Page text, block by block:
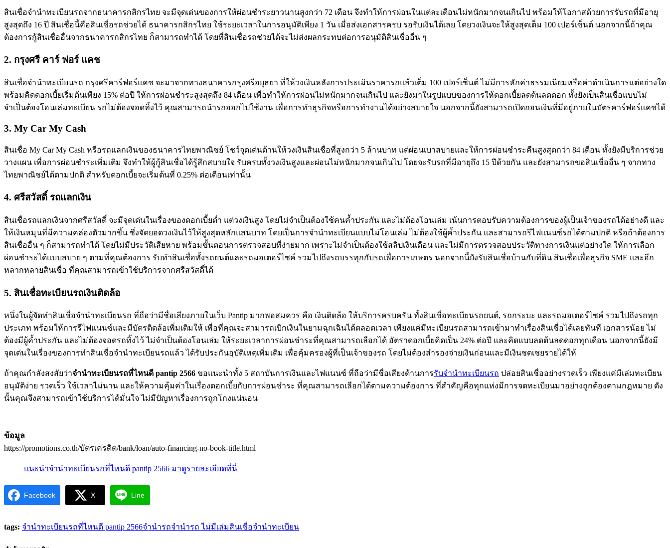
สินเชื่อจำนำทะเบียนรถจากธนาคารกสิกรไทย จะมีจุดเด่นของการให้ผ่อนชำระยาวนานสูงกว่า 72 เดือน จึงทำให้การผ่อนในแต่ละเดือนไม่หนักมากจนเกินไป พร้อมให้โอกาสด้วยการรับรถที่มีอายุ
สูงสุดถึง 16 ปี สินเชื่อนี้คือสินเชื่อรถช่วยได้ ธนาคารกสิกรไทย ใช้ระยะเวลาในการอนุมัติเพียง 1 วัน เมื่อส่งเอกสารครบ รอรับเงินได้เลย โดยวงเงินจะให้สูงสุดเต็ม 100 เปอร์เซ็นต์ นอกจากนี้ถ้าคุณ
ต้องการกู้สินเชื่ออื่นจากธนาคารกสิกรไทย ก็สามารถทำได้ โดยที่สินเชื่อรถช่วยได้จะไม่ส่งผลกระทบต่อการอนุมัติสินเชื่ออื่น ๆ
2. กรุงศรี คาร์ ฟอร์ แคช
สินเชื่อจำนำทะเบียนรถ กรุงศรีคาร์ฟอร์แคช จะมาจากทางธนาคารกรุงศรีอยุธยา ที่ให้วงเงินหลังการประเมินราคารถแล้วเต็ม 100 เปอร์เซ็นต์ ไม่มีการหักค่าธรรมเนียมหรือค่าดำเนินการแต่อย่างใด
พร้อมคิดดอกเบี้ยเริ่มต้นเพียง 15% ต่อปี ให้การผ่อนชำระสูงสุดถึง 84 เดือน เพื่อทำให้การผ่อนไม่หนักมากจนเกินไป และยังมาในรูปแบบของการให้ดอกเบี้ยลดต้นลดดอก ทั้งยังเป็นสินเชื่อแบบไม่
จำเป็นต้องโอนเล่มทะเบียน รถไม่ต้องจอดทิ้งไว้ คุณสามารถนำรถออกไปใช้งาน เพื่อการทำธุรกิจหรือการทำงานได้อย่างสบายใจ นอกจากนี้ยังสามารถเปิดถอนเงินที่มีอยู่ภายในบัตรคาร์ฟอร์แคชได้
3. My Car My Cash
สินเชื่อ My Car My Cash หรือรถแลกเงินของธนาคารไทยพาณิชย์ โชว์จุดเด่นด้านให้วงเงินสินเชื่อที่สูงกว่า 5 ล้านบาท แต่ผ่อนเบาสบายและให้การผ่อนชำระคืนสูงสุดกว่า 84 เดือน ทั้งยังมีบริการช่วย
วางแผน เพื่อการผ่อนชำระเพิ่มเติม จึงทำให้ผู้กู้สินเชื่อได้รู้สึกสบายใจ รับครบทั้งวงเงินสูงและผ่อนไม่หนักมากจนเกินไป โดยจะรับรถที่มีอายุถึง 15 ปีด้วยกัน และยังสามารถขอสินเชื่ออื่น ๆ จากทาง
ไทยพาณิชย์ได้ตามปกติ สำหรับดอกเบี้ยจะเริ่มต้นที่ 0.25% ต่อเดือนเท่านั้น
4. ศรีสวัสดิ์ รถแลกเงิน
สินเชื่อรถแลกเงินจากศรีสวัสดิ์ จะมีจุดเด่นในเรื่องของดอกเบี้ยต่ำ แต่วงเงินสูง โดยไม่จำเป็นต้องใช้คนค้ำประกัน และไม่ต้องโอนเล่ม เน้นการตอบรับความต้องการของผู้เป็นเจ้าของรถได้อย่างดี และ
ให้เงินหมุนที่มีความคล่องตัวมากขึ้น ซึ่งจัดยอดวงเงินไว้ให้สูงสุดหลักแสนบาท โดยเป็นการจำนำทะเบียนแบบไม่โอนเล่ม ไม่ต้องใช้ผู้ค้ำประกัน และสามารถรีไฟแนนซ์รถได้ตามปกติ หรือถ้าต้องการ
สินเชื่ออื่น ๆ ก็สามารถทำได้ โดยไม่มีประวัติเสียหาย พร้อมขั้นตอนการตรวจสอบที่ง่ายมาก เพราะไม่จำเป็นต้องใช้สลิปเงินเดือน และไม่มีการตรวจสอบประวัติทางการเงินแต่อย่างใด ให้การเลือก
ผ่อนชำระได้แบบสบาย ๆ ตามที่คุณต้องการ รับทำสินเชื่อทั้งรถยนต์และรถมอเตอร์ไซค์ รวมไปถึงรถบรรทุกกับรถเพื่อการเกษตร นอกจากนี้ยังรับสินเชื่อบ้านกับที่ดิน สินเชื่อเพื่อธุรกิจ SME และอีก
หลากหลายสินเชื่อ ที่คุณสามารถเข้าใช้บริการจากศรีสวัสดิ์ได้
5. สินเชื่อทะเบียนรถเงินติดล้อ
หนึ่งในผู้จัดทำสินเชื่อจำนำทะเบียนรถ ที่ถือว่ามีชื่อเสียงภายในเว็บ Pantip มากพอสมควร คือ เงินติดล้อ ให้บริการครบครัน ทั้งสินเชื่อทะเบียนรถยนต์, รถกระบะ และรถมอเตอร์ไซค์ รวมไปถึงรถทุก
ประเภท พร้อมให้การรีไฟแนนซ์และมีบัตรติดล้อเพิ่มเติมให้ เพื่อที่คุณจะสามารถเบิกเงินในยามฉุกเฉินได้ตลอดเวลา เพียงแค่มีทะเบียนรถสามารถเข้ามาทำเรื่องสินเชื่อได้เลยทันที เอกสารน้อย ไม่
ต้องมีผู้ค้ำประกัน และไม่ต้องจอดรถทิ้งไว้ ไม่จำเป็นต้องโอนเล่ม ให้ระยะเวลาการผ่อนชำระที่คุณสามารถเลือกได้ อัตราดอกเบี้ยคิดเป็น 24% ต่อปี และคิดแบบลดต้นลดดอกทุกเดือน นอกจากนี้ยังมี
จุดเด่นในเรื่องของการทำสินเชื่อจำนำทะเบียนรถแล้ว ได้รับประกันอุบัติเหตุเพิ่มเติม เพื่อคุ้มครองผู้ที่เป็นเจ้าของรถ โดยไม่ต้องสำรองจ่ายเงินก่อนและมีเงินชดเชยรายได้ให้
ถ้าคุณกำลังสงสัยว่าจำนำทะเบียนรถที่ไหนดี pantip 2566 ขอแนะนำทั้ง 5 สถาบันการเงินและไฟแนนซ์ ที่ถือว่ามีชื่อเสียงด้านการรับจํานําทะเบียนรถ ปล่อยสินเชื่ออย่างรวดเร็ว เพียงแค่มีเล่มทะเบียน
อนุมัติง่าย รวดเร็ว ใช้เวลาไม่นาน และให้ความคุ้มค่าในเรื่องดอกเบี้ยกับการผ่อนชำระ ที่คุณสามารถเลือกได้ตามความต้องการ ที่สำคัญคือทุกแห่งมีการจดทะเบียนมาอย่างถูกต้องตามกฎหมาย ดัง
นั้นคุณจึงสามารถเข้าใช้บริการได้มั่นใจ ไม่มีปัญหาเรื่องการถูกโกงแน่นอน
ข้อมูล
https://promotions.co.th/บัตรเครดิต/bank/loan/auto-financing-no-book-title.html
แนะนำจำนำทะเบียนรถที่ไหนดี pantip 2566 มาดูรายละเอียดที่นี่
Facebook X Line
tags: จำนำทะเบียนรถที่ไหนดี pantip 2566จำนำรถจำนำรถ ไม่มีเล่มสินเชื่อจำนำทะเบียน